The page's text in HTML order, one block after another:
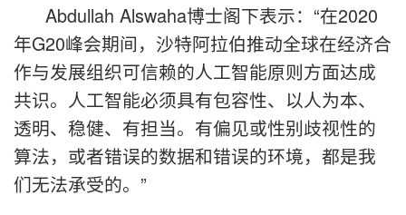
Abdullah Alswaha博士阁下表示：“在2020
年G20峰会期间，沙特阿拉伯推动全球在经济合
作与发展组织可信赖的人工智能原则方面达成
共识。人工智能必须具有包容性、以人为本、
透明、稳健、有担当。有偏见或性别歧视性的
算法，或者错误的数据和错误的环境，都是我
们无法承受的。”